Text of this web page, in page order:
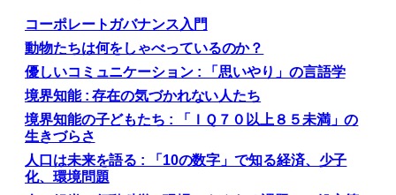
コーポレートガバナンス入門
動物たちは何をしゃべっているのか？
優しいコミュニケーション : 「思いやり」の言語学
境界知能 : 存在の気づかれない人たち
境界知能の子どもたち : 「ＩＱ７０以上８５未満」の
生きづらさ
人口は未来を語る : 「10の数字」で知る経済、少子
化、環境問題